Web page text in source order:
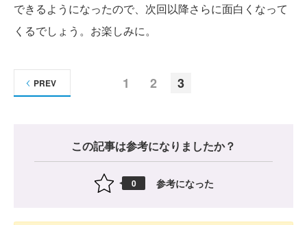
できるようになったので、次回以降さらに面白くなって
くるでしょう。お楽しみに。
1 2 3
PREV
この記事は参考になりましたか？
0 参考になった